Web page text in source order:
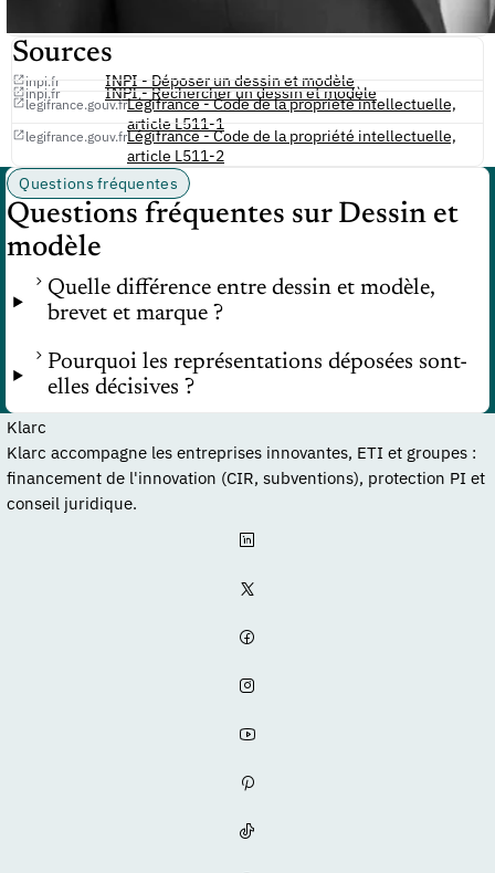
Sources
inpi.fr INPI - Déposer un dessin et modèle
inpi.fr INPI - Rechercher un dessin et modèle
legifrance.gouv.frLégifrance - Code de la propriété intellectuelle,
article L511-1
legifrance.gouv.frLégifrance - Code de la propriété intellectuelle,
article L511-2
Questions fréquentes
Questions fréquentes sur Dessin et
modèle
Quelle différence entre dessin et modèle,
brevet et marque ?
Pourquoi les représentations déposées sont-
elles décisives ?
Klarc
Klarc accompagne les entreprises innovantes, ETI et groupes :
financement de l'innovation (CIR, subventions), protection PI et
conseil juridique.